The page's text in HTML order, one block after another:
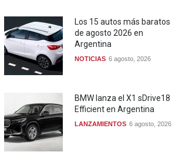
Los 15 autos más baratos
de agosto 2026 en
Argentina
NOTICIAS 6 agosto, 2026
BMW lanza el X1 sDrive18
Efficient en Argentina
LANZAMIENTOS 6 agosto, 2026